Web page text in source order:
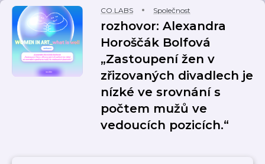
CO.LABS Společnost
rozhovor: Alexandra
Horoščák Bolfová
„Zastoupení žen v
zřizovaných divadlech je
nízké ve srovnání s
počtem mužů ve
vedoucích pozicích.“